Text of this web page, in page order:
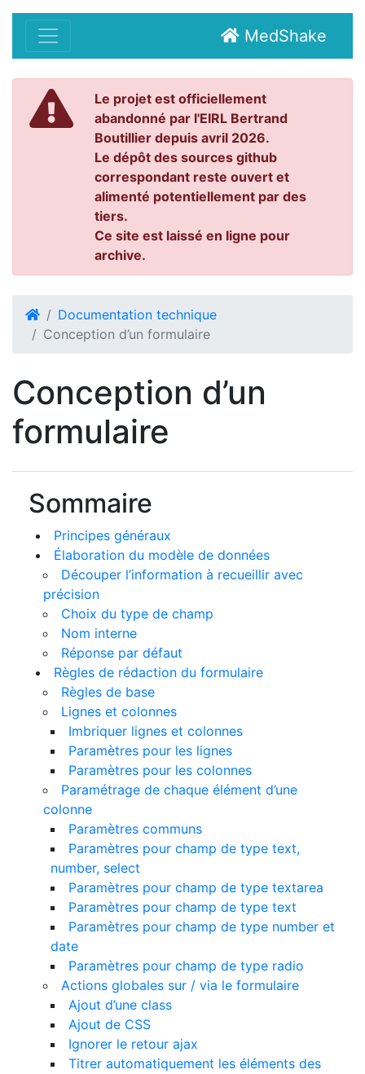
MedShake
Le projet est officiellement
abandonné par l'EIRL Bertrand
Boutillier depuis avril 2026.
Le dépôt des sources github
correspondant reste ouvert et
alimenté potentiellement par des
tiers.
Ce site est laissé en ligne pour
archive.
Documentation technique
Conception d’un formulaire
Conception d’un
formulaire
Sommaire
Principes généraux
Élaboration du modèle de données
Découper l’information à recueillir avec
précision
Choix du type de champ
Nom interne
Réponse par défaut
Règles de rédaction du formulaire
Règles de base
Lignes et colonnes
Imbriquer lignes et colonnes
Paramètres pour les lignes
Paramètres pour les colonnes
Paramétrage de chaque élément d’une
colonne
Paramètres communs
Paramètres pour champ de type text,
number, select
Paramètres pour champ de type textarea
Paramètres pour champ de type text
Paramètres pour champ de type number et
date
Paramètres pour champ de type radio
Actions globales sur / via le formulaire
Ajout d’une class
Ajout de CSS
Ignorer le retour ajax
Titrer automatiquement les éléments des